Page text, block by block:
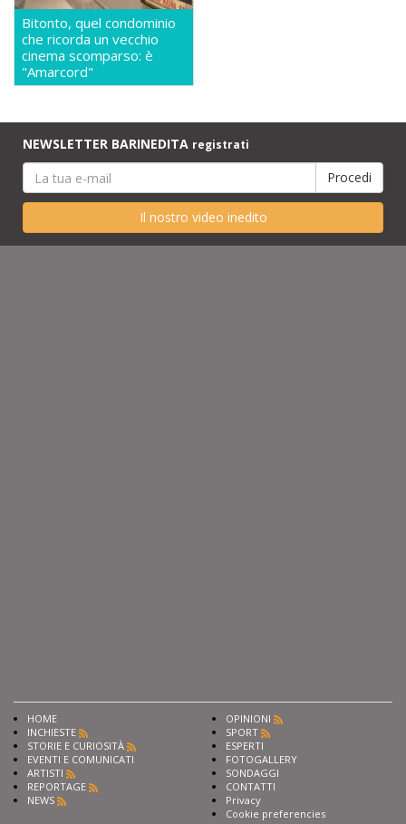
Bitonto, quel condominio
che ricorda un vecchio
cinema scomparso: è
"Amarcord"
NEWSLETTER BARINEDITA registrati
Il nostro video inedito
HOME
INCHIESTE
STORIE E CURIOSITÀ
EVENTI E COMUNICATI
ARTISTI
REPORTAGE
NEWS
OPINIONI
SPORT
ESPERTI
FOTOGALLERY
SONDAGGI
CONTATTI
Privacy
Cookie preferencies